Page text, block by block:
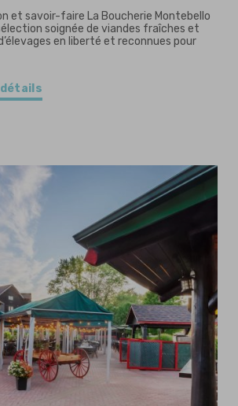
et savoir-faire La Boucherie Montebello
soignée de viandes fraîches et
en liberté et reconnues pour
détails